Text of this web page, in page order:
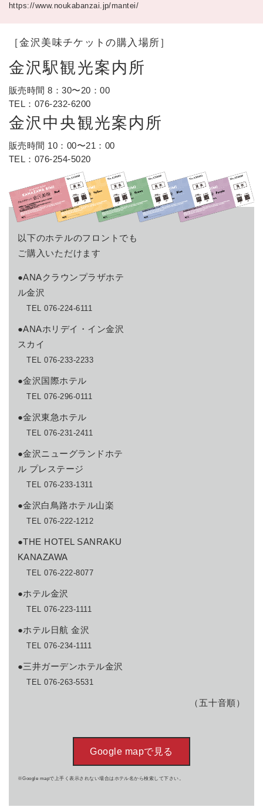
https://www.noukabanzai.jp/mantei/
［金沢美味チケットの購入場所］
金沢駅観光案内所
販売時間 8：30〜20：00
TEL： 076-232-6200
金沢中央観光案内所
販売時間 10：00〜21：00
TEL： 076-254-5020
以下のホテルのフロントでも
ご購入いただけます
●ANAクラウンプラザホテ
ル金沢
TEL 076-224-6111
●ANAホリデイ・イン金沢
スカイ
TEL 076-233-2233
●金沢国際ホテル
TEL 076-296-0111
●金沢東急ホテル
TEL 076-231-2411
●金沢ニューグランドホテ
ル プレステージ
TEL 076-233-1311
●金沢白鳥路ホテル山楽
TEL 076-222-1212
●THE HOTEL SANRAKU
KANAZAWA
TEL 076-222-8077
●ホテル金沢
TEL 076-223-1111
●ホテル日航 金沢
TEL 076-234-1111
●三井ガーデンホテル金沢
TEL 076-263-5531
（五十音順）
Google mapで見る
※Google mapで上手く表示されない場合はホテル名から検索して下さい。